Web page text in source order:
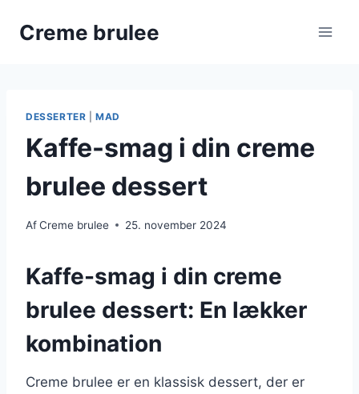
Creme brulee
DESSERTER |MAD
Kaffe-smag i din creme
brulee dessert
AfCreme brulee 25. november 2024
Kaffe-smag i din creme
brulee dessert: En lækker
kombination
Creme brulee er en klassisk dessert, der er